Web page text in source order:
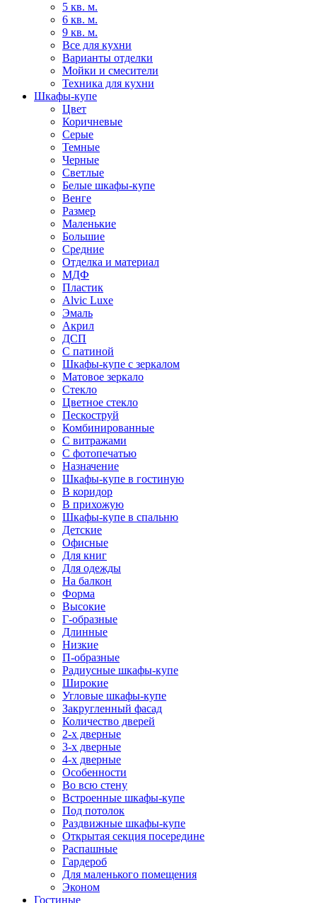
5 кв. м.
6 кв. м.
9 кв. м.
Все для кухни
Варианты отделки
Мойки и смесители
Техника для кухни
Шкафы-купе
Цвет
Коричневые
Серые
Темные
Черные
Светлые
Белые шкафы-купе
Венге
Размер
Маленькие
Большие
Средние
Отделка и материал
МДФ
Пластик
Alvic Luxe
Эмаль
Акрил
ДСП
С патиной
Шкафы-купе с зеркалом
Матовое зеркало
Стекло
Цветное стекло
Пескоструй
Комбинированные
С витражами
С фотопечатью
Назначение
Шкафы-купе в гостиную
В коридор
В прихожую
Шкафы-купе в спальню
Детские
Офисные
Для книг
Для одежды
На балкон
Форма
Высокие
Г-образные
Длинные
Низкие
П-образные
Радиусные шкафы-купе
Широкие
Угловые шкафы-купе
Закругленный фасад
Количество дверей
2-х дверные
3-х дверные
4-х дверные
Особенности
Во всю стену
Встроенные шкафы-купе
Под потолок
Раздвижные шкафы-купе
Открытая секция посередине
Распашные
Гардероб
Для маленького помещения
Эконом
Гостиные